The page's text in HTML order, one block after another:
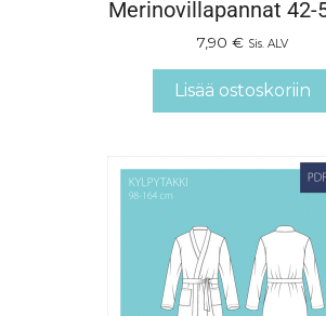
Merinovillapannat 42-
7,90 € Sis. ALV
Lisää ostoskoriin